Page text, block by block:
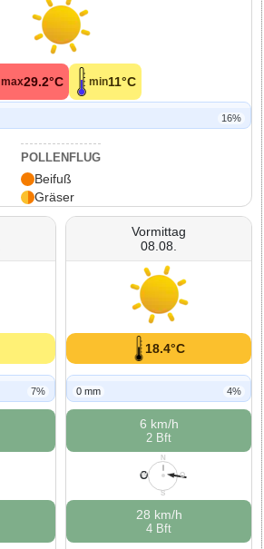
max29.2°C min11°C
16%
POLLENFLUG
Beifuß
Gräser
7%
Vormittag
08.08.
18.4°C
0 mm 4%
6 km/h
2 Bft
N
O
S
W
O
28 km/h
4 Bft